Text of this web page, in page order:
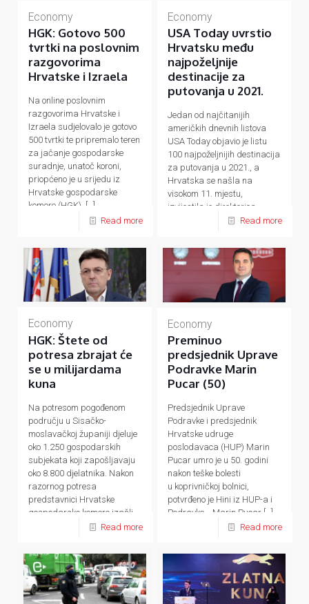
Economy
HGK: Gotovo 500
tvrtki na poslovnim
razgovorima
Hrvatske i Izraela
Na online poslovnim
razgovorima Hrvatske i
Izraela sudjelovalo je gotovo
500 tvrtki te pripremalo teren
za jačanje gospodarske
suradnje, unatoč koroni,
priopćeno je u srijedu iz
Hrvatske gospodarske
komore (HGK). […]
Read more
Economy
USA Today uvrstio
Hrvatsku među
najpoželjnije
destinacije za
putovanja u 2021.
Jedan od najčitanijih
američkih dnevnih listova
USA Today objavio je listu
100 najpoželjnijih destinacija
za putovanja u 2021., a
Hrvatska se našla na
visokom 11. mjestu,
izvijestila je direktorica
[…] Read more
Economy
HGK: Štete od
potresa zbrajat će
se u milijardama
kuna
Na potresom pogođenom
području u Sisačko-
moslavačkoj županiji djeluje
oko 1.250 gospodarskih
subjekata koji zapošljavaju
oko 8.800 djelatnika. Nakon
razornog potresa
predstavnici Hrvatske
gospodarske komore izašli
su na teren te, uz[…]Read more
Economy
Preminuo
predsjednik Uprave
Podravke Marin
Pucar (50)
Predsjednik Uprave
Podravke i predsjednik
Hrvatske udruge
poslodavaca (HUP) Marin
Pucar umro je u 50. godini
nakon teške bolesti
u koprivničkoj bolnici,
potvrđeno je Hini iz HUP-a i
Podravke. Marin Pucar […]
Read more